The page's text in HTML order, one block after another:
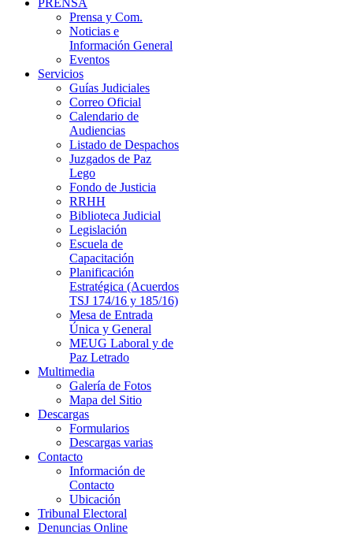
PRENSA
Prensa y Com.
Noticias e
Información General
Eventos
Servicios
Guías Judiciales
Correo Oficial
Calendario de
Audiencias
Listado de Despachos
Juzgados de Paz
Lego
Fondo de Justicia
RRHH
Biblioteca Judicial
Legislación
Escuela de
Capacitación
Planificación
Estratégica (Acuerdos
TSJ 174/16 y 185/16)
Mesa de Entrada
Única y General
MEUG Laboral y de
Paz Letrado
Multimedia
Galería de Fotos
Mapa del Sitio
Descargas
Formularios
Descargas varias
Contacto
Información de
Contacto
Ubicación
Tribunal Electoral
Denuncias Online